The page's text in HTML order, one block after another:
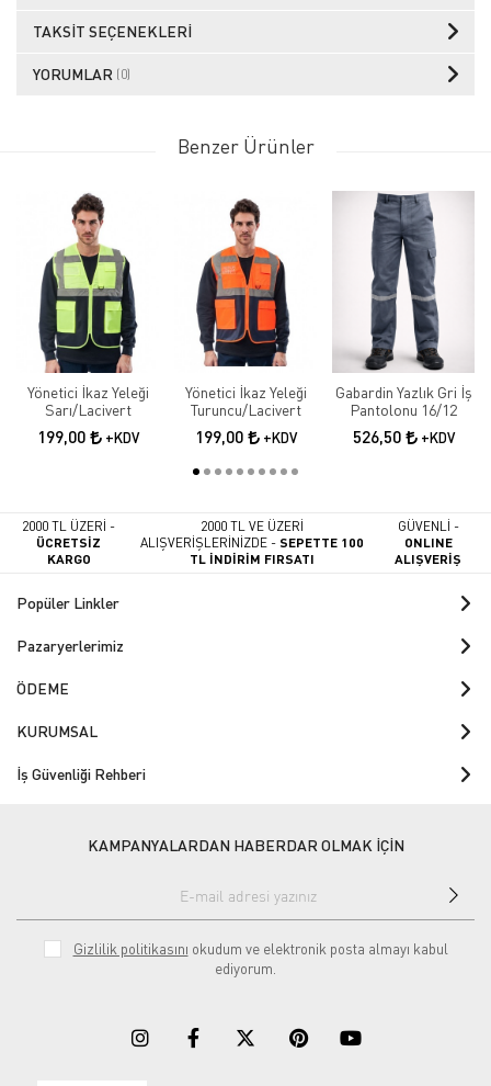
TAKSIT SEÇENEKLERI
YORUMLAR (0)
Benzer Ürünler
Yönetici İkaz Yeleği
Sarı/Lacivert
199,00 +KDV
Yönetici İkaz Yeleği
Turuncu/Lacivert
199,00 +KDV
Gabardin Yazlık Gri İş
Pantolonu 16/12
526,50 +KDV
2000 TL ÜZERİ -
ÜCRETSİZ
KARGO
2000 TL VE ÜZERİ
ALIŞVERİŞLERİNİZDE -SEPETTE 100
TL İNDİRİM FIRSATI
GÜVENLİ -
ONLINE
ALIŞVERİŞ
Popüler Linkler
Pazaryerlerimiz
ÖDEME
KURUMSAL
İş Güvenliği Rehberi
KAMPANYALARDAN HABERDAR OLMAK İÇİN
Gizlilik politikasını okudum ve elektronik posta almayı kabul
ediyorum.